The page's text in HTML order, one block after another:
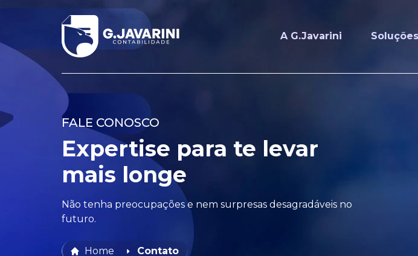
A G.Javarini Soluções
FALE CONOSCO
Expertise para te levar
mais longe
Não tenha preocupações e nem surpresas desagradáveis no
futuro.
Home Contato